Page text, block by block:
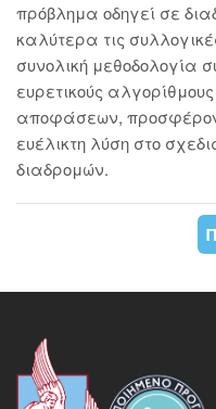
πρόβλημα οδηγεί σε
καλύτερα τις
συνολική μεθοδολογία
ευρετικούς
αποφάσεων,
ευέλικτη λύση στο
διαδρομών.